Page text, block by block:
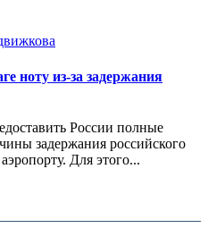
ноту из-за задержания
России полные
задержания российского
Для этого...